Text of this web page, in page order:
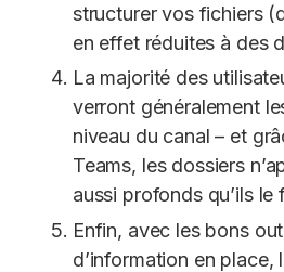
structurer vos fichiers
en effet réduites à des
La majorité des
verront généralement
niveau du canal – et
Teams, les dossiers
aussi profonds qu’ils le
Enfin, avec les bons
d’information en place,